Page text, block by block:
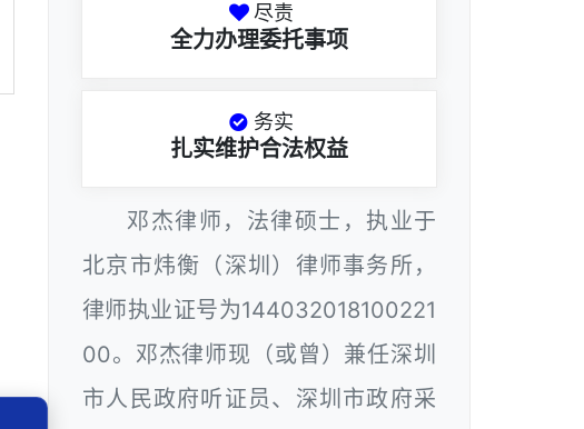
尽责
全力办理委托事项
务实
扎实维护合法权益
邓杰律师，法律硕士，执业于
北京市炜衡（深圳）律师事务所，
律师执业证号为144032018100221
00。邓杰律师现（或曾）兼任深圳
市人民政府听证员、深圳市政府采